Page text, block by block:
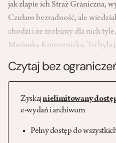
jak złapie ich Straż Graniczna,
Czułam bezradność, ale
chodzi i że zrobimy dla nich
Marianka Komornicka. To
Czytaj bez
Zyskajnielimitowany
e-wydań i archiwum
Pełny dostęp do